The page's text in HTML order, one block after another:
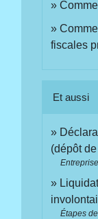
fiscales
Et aussi
(dépôt
Étapes